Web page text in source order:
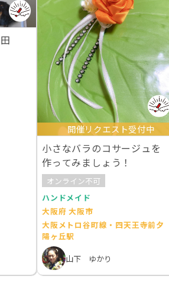
開催リクエスト受付中
小さなバラのコサージュを
作ってみましょう！
オンライン不可
ハンドメイド
大阪府 大阪市
大阪メトロ谷町線・四天王寺前夕
陽ヶ丘駅
山下 ゆかり